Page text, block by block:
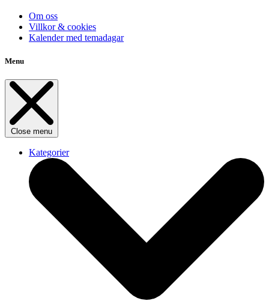
Om oss
Villkor & cookies
Kalender med temadagar
Menu
Close menu
Kategorier